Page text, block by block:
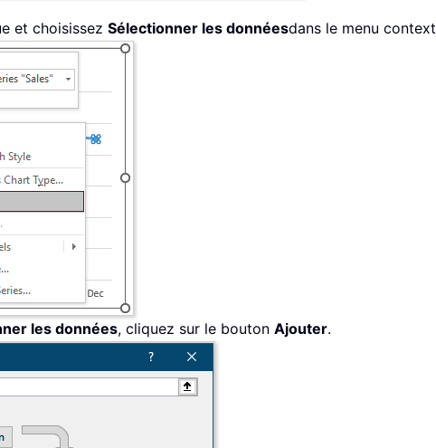
et choisissez Sélectionner les donnéesdans le menu
les données, cliquez sur le bouton Ajouter.